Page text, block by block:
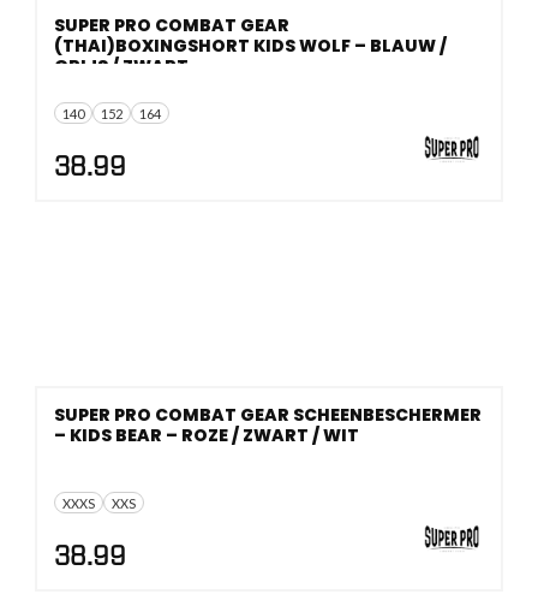
140 152 164
SUPER PRO COMBAT GEAR
(THAI)BOXINGSHORT KIDS WOLF – BLAUW /
GRIJS / ZWART
38.99
XXXS XXS
SUPER PRO COMBAT GEAR SCHEENBESCHERMER
– KIDS BEAR – ROZE / ZWART / WIT
38.99